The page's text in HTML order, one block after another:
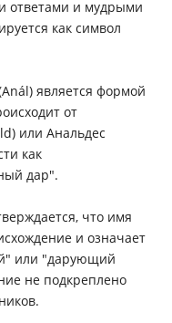
ответами и мудрыми
как символ
является формой
от
или Анальдес
как
дар".
что имя
и означает
или "дарующий
не подкреплено